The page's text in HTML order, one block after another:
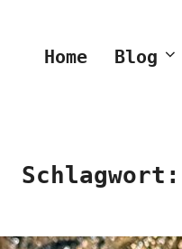
Home Blog
Schlagwort: